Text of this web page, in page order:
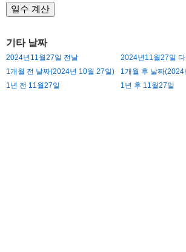
기타 날짜
2024년11월27일 전날
2024년11월27일
1개월 전 날짜(2024년 10월 27일)
1개월 후 날짜
1년 전 11월27일
1년 후 11월27일